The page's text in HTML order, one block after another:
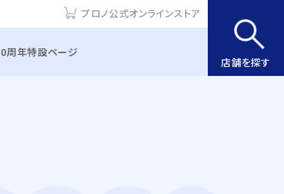
プロノ公式オンラインストア
周年特設ページ
店舗を探す